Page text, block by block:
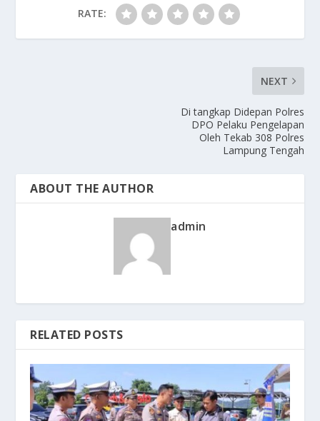
RATE:
NEXT
Di tangkap Didepan Polres
DPO Pelaku Pengelapan
Oleh Tekab 308 Polres
Lampung Tengah
ABOUT THE AUTHOR
admin
RELATED POSTS